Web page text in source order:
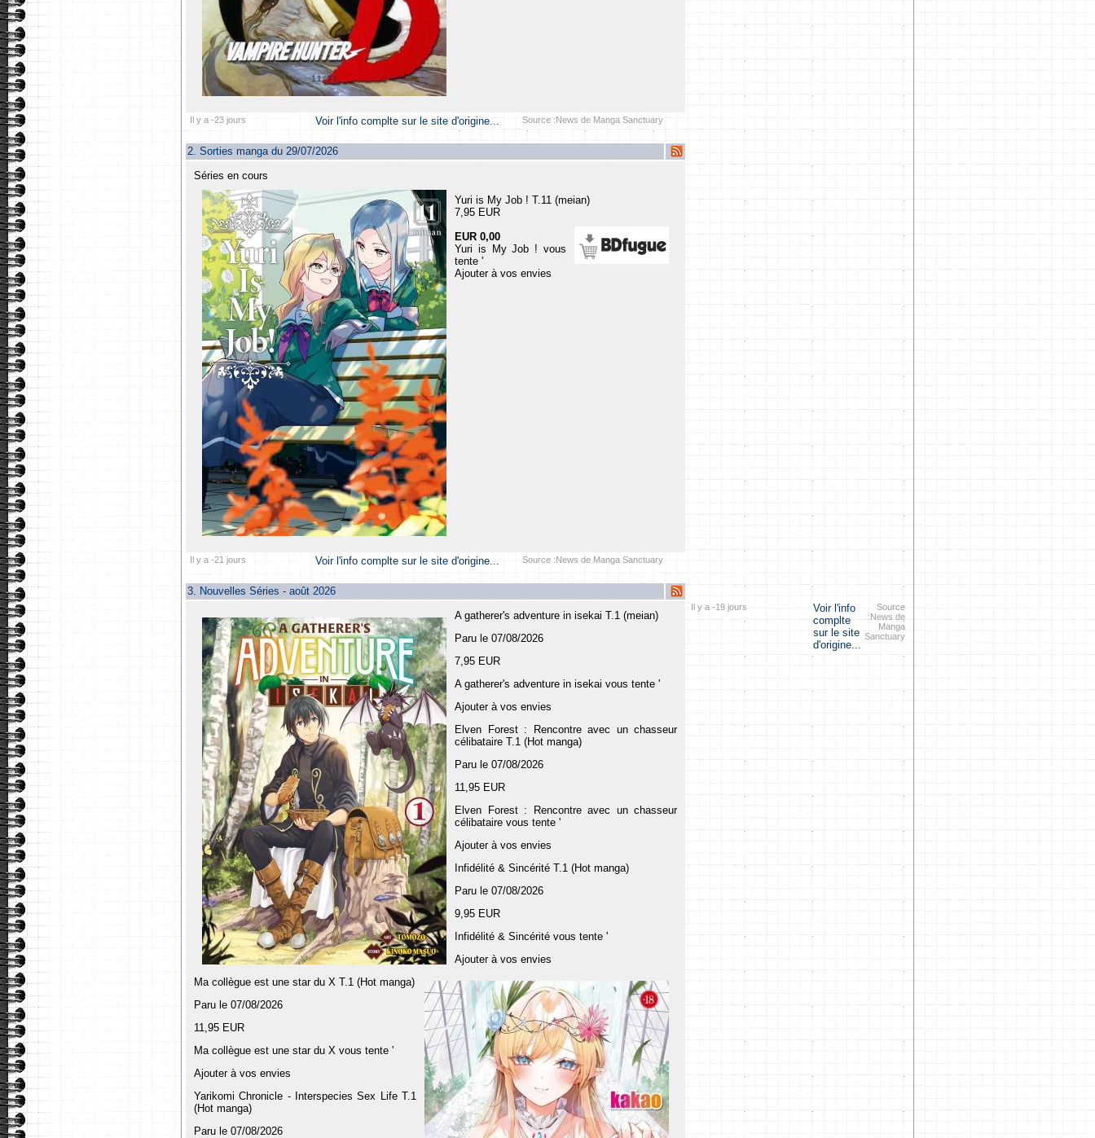
Il y a -23 jours Voir l'info complte sur le site d'origine... Source :News de Manga Sanctuary
2. Sorties manga du 29/07/2026
Séries en cours
Yuri is My Job ! T.11 (meian)
7,95 EUR
EUR 0,00
Yuri is My Job ! vous
tente '
Ajouter à vos envies
Il y a -21 jours Voir l'info complte sur le site d'origine... Source :News de Manga Sanctuary
3. Nouvelles Séries - août 2026
A gatherer's adventure in isekai T.1 (meian)
Paru le 07/08/2026
7,95 EUR
A gatherer's adventure in isekai vous tente '
Ajouter à vos envies
Elven Forest : Rencontre avec un chasseur
célibataire T.1 (Hot manga)
Paru le 07/08/2026
11,95 EUR
Elven Forest : Rencontre avec un chasseur
célibataire vous tente '
Ajouter à vos envies
Infidélité & Sincérité T.1 (Hot manga)
Paru le 07/08/2026
9,95 EUR
Infidélité & Sincérité vous tente '
Ajouter à vos envies
Ma collègue est une star du X T.1 (Hot manga)
Paru le 07/08/2026
11,95 EUR
Ma collègue est une star du X vous tente '
Ajouter à vos envies
Yarikomi Chronicle - Interspecies Sex Life T.1
(Hot manga)
Paru le 07/08/2026
Il y a -19 jours
Voir l'info
complte
sur le site
d'origine...
Source
:News de
Manga
Sanctuary